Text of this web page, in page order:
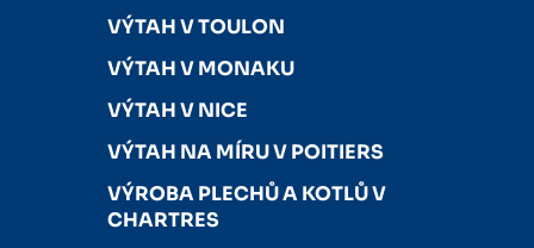
VÝTAH V TOULON
VÝTAH V MONAKU
VÝTAH V NICE
VÝTAH NA MÍRU V POITIERS
VÝROBA PLECHŮ A KOTLŮ V
CHARTRES